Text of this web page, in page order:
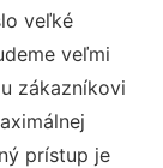
veľké
veľmi
zákazníkovi
prístup je